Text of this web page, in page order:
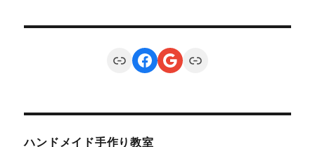
LinkFacebook
Google
Link
ハンドメイド手作り教室